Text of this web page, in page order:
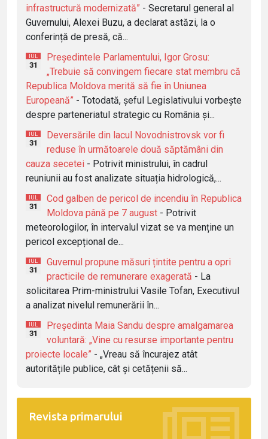
infrastructură modernizată” - Secretarul general al
Guvernului, Alexei Buzu, a declarat astăzi, la o
conferință de presă, că...
IUL
31
Președintele Parlamentului, Igor Grosu:
„Trebuie să convingem fiecare stat membru că
Republica Moldova merită să fie în Uniunea
Europeană” - Totodată, șeful Legislativului vorbește
despre parteneriatul strategic cu România și...
IUL
31
Deversările din lacul Novodnistrovsk vor fi
reduse în următoarele două săptămâni din
cauza secetei - Potrivit ministrului, în cadrul
reuniunii au fost analizate situația hidrologică,...
IUL
31
Cod galben de pericol de incendiu în Republica
Moldova până pe 7 august - Potrivit
meteorologilor, în intervalul vizat se va menține un
pericol excepțional de...
IUL
31
Guvernul propune măsuri țintite pentru a opri
practicile de remunerare exagerată - La
solicitarea Prim-ministrului Vasile Tofan, Executivul
a analizat nivelul remunerării în...
IUL
31
Președinta Maia Sandu despre amalgamarea
voluntară: „Vine cu resurse importante pentru
proiecte locale” - „Vreau să încurajez atât
autoritățile publice, cât și cetățenii să...
Revista primarului